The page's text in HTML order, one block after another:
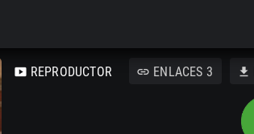
smart_display REPRODUCTOR link ENLACES 3 download